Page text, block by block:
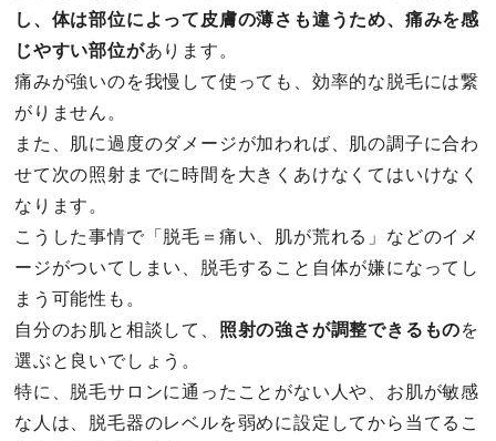
し、体は部位によって皮膚の薄さも違うため、痛みを感
じやすい部位があります。
痛みが強いのを我慢して使っても、効率的な脱毛には繋
がりません。
また、肌に過度のダメージが加われば、肌の調子に合わ
せて次の照射までに時間を大きくあけなくてはいけなく
なります。
こうした事情で「脱毛＝痛い、肌が荒れる」などのイメ
ージがついてしまい、脱毛すること自体が嫌になってし
まう可能性も。
自分のお肌と相談して、 照射の強さが調整できるものを
選ぶと良いでしょう。
特に、脱毛サロンに通ったことがない人や、お肌が敏感
な人は、脱毛器のレベルを弱めに設定してから当てるこ